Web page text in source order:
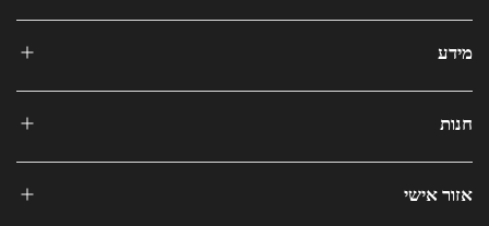
מידע
חנות
אזור אישי